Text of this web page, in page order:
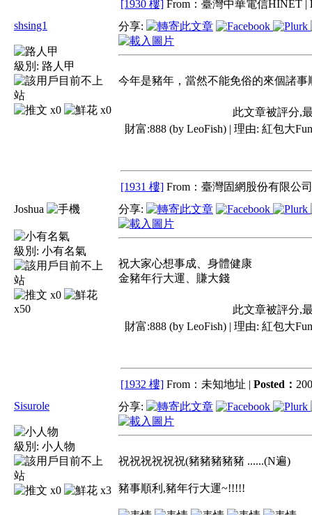
[1930 樓] From：臺灣中華電信HINET |
shsing1
級別: 路人甲
x0 x0
分享:
今年是豬年，當然不能免俗的來個諸
此文章被評分,
財富:888 (by LeoFish) | 理由: 紅包大
[1931 樓] From：臺灣固網股份有限公
Joshua
級別: 小有名氣
x0
x50
分享:
祝大家心想事成、身體健康
金豬年行大運、賺大錢
此文章被評分,
財富:888 (by LeoFish) | 理由: 紅包大
[1932 樓] From：未知地址 | Posted：
Sisurole
級別: 小人物
x0 x3
分享:
祝祝祝祝祝祝(豬豬豬豬豬 ......(N遍)
豬事順利,豬年行大運~!!!!!